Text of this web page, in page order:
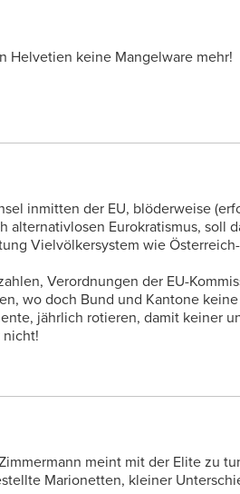
Helvetien keine Mangelware mehr!
inmitten der EU, blöderweise
alternativlosen Eurokratismus, soll
Vielvölkersystem wie
Verordnungen der EU-
wo doch Bund und Kantone
jährlich rotieren, damit keiner
nicht!
meint mit der Elite zu
Marionetten, kleiner